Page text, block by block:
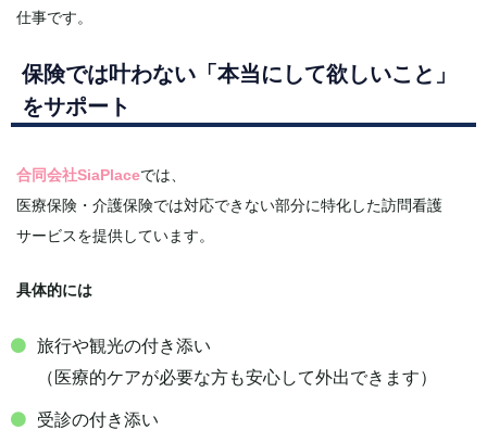
仕事です。
保険では叶わない「本当にして欲しいこと」
をサポート
合同会社SiaPlaceでは、
医療保険・介護保険では対応できない部分に特化した訪問看護
サービスを提供しています。
具体的には
旅行や観光の付き添い
（医療的ケアが必要な方も安心して外出できます）
受診の付き添い